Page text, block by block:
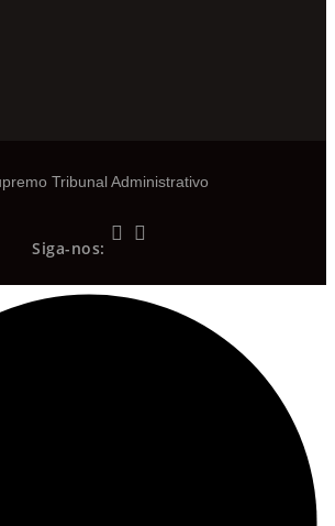
Tribunal Administrativo
Siga-nos: